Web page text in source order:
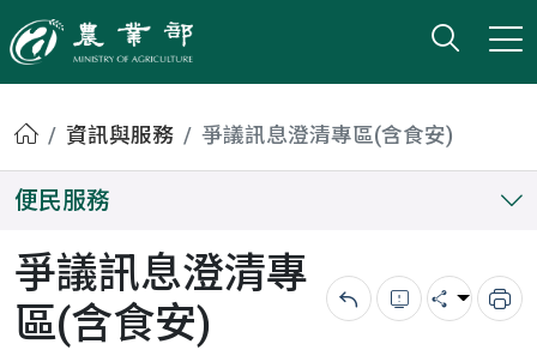
農業部
打開
小版
首頁資訊與服務 爭議訊息澄清專區(含食安)
便民服務
爭議訊息澄清專
區(含食安)
回上一頁錯誤回報
分享 列